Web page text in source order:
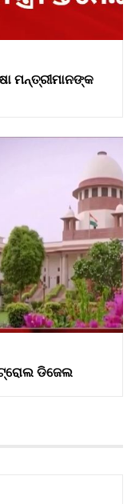
ମନ୍ତ୍ରୀମାନଙ୍କ
ଡିଜେଲ